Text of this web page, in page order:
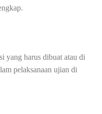
yang harus dibuat atau di
pelaksanaan ujian di